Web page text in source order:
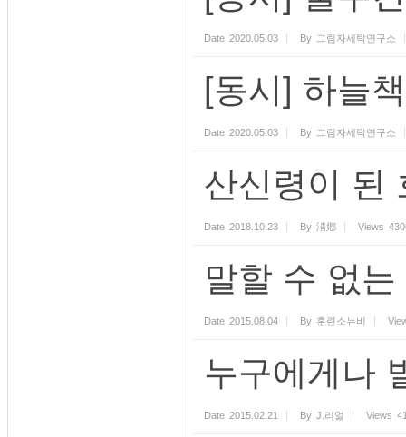
Date 2020.05.03 By 그림자세탁연구소
[동시] 하늘책
Date 2020.05.03 By 그림자세탁연구소
산신령이 된
Date 2018.10.23 By 淸鄕 Views
말할 수 없는
Date 2015.08.04 By 훈련소뉴비
누구에게나
Date 2015.02.21 By J.리얼 Views